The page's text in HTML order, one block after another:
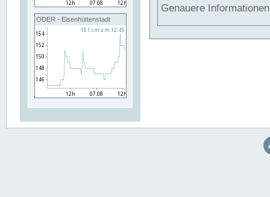
ODER - Eisenhüttenstadt
Genauere